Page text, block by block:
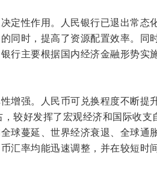
定性作用。人民银行已退出常态
同时，提高了资源配置效率。同
行主要根据国内经济金融形势实
增强。人民币可兑换程度不断提
较好发挥了宏观经济和国际收
球蔓延、世界经济衰退、全球通
汇率均能迅速调整，并在较短时